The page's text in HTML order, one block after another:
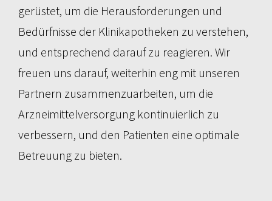
gerüstet, um die Herausforderungen und
Bedürfnisse der Klinikapotheken zu verstehen,
und entsprechend darauf zu reagieren. Wir
freuen uns darauf, weiterhin eng mit unseren
Partnern zusammenzuarbeiten, um die
Arzneimittelversorgung kontinuierlich zu
verbessern, und den Patienten eine optimale
Betreuung zu bieten.